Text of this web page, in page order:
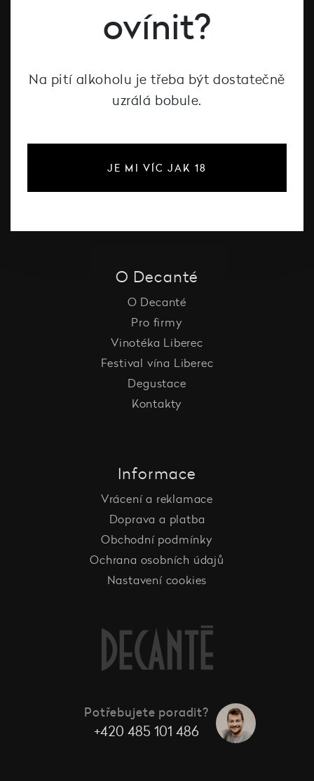
#dcntjelaska
Bílé víno
Růžové víno
Šumivé víno
O Decanté
O Decanté
Pro firmy
Vinotéka Liberec
Festival vína Liberec
Degustace
Kontakty
Informace
Vrácení a reklamace
Doprava a platba
Obchodní podmínky
Ochrana osobních údajů
Nastavení cookies
Potřebujete poradit?
+420 485 101 486
ovínit?
Na pití alkoholu je třeba být dostatečně
uzrálá bobule.
JE MI VÍC JAK 18